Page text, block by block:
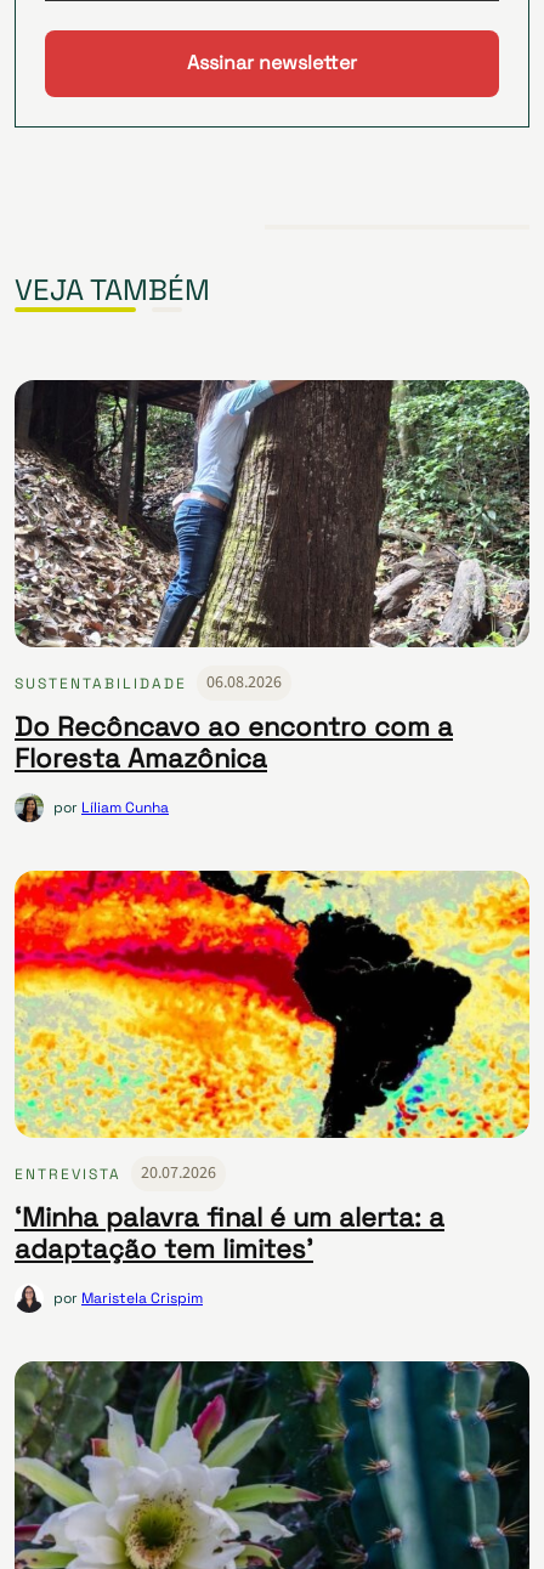
VEJA TAMBÉM
SUSTENTABILIDADE 06.08.2026
Do Recôncavo ao encontro com a
Floresta Amazônica
por Líliam Cunha
ENTREVISTA 20.07.2026
‘Minha palavra final é um alerta: a
adaptação tem limites’
por Maristela Crispim